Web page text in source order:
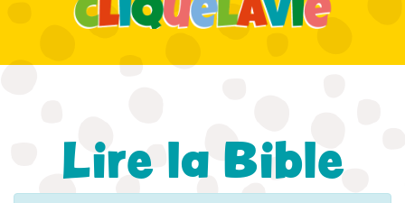
Enseignement biblique
Aventures
Loisirs
Lire la Bible